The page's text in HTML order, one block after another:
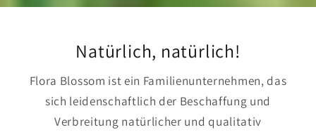
Natürlich, natürlich!
Flora Blossom ist ein Familienunternehmen, das
sich leidenschaftlich der Beschaffung und
Verbreitung natürlicher und qualitativ